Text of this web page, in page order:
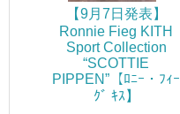
【9月7日発表】
Ronnie Fieg KITH
Sport Collection
“SCOTTIE
PIPPEN”【ﾛﾆｰ・ﾌｨｰ
ｸﾞ ｷｽ】